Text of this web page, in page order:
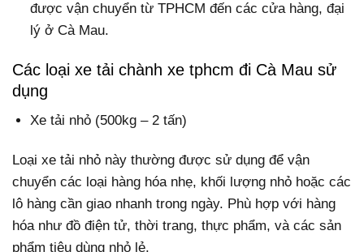
được vận chuyển từ TPHCM đến các cửa hàng, đại
lý ở Cà Mau.
Các loại xe tải chành xe tphcm đi Cà Mau sử
dụng
Xe tải nhỏ (500kg – 2 tấn)
Loại xe tải nhỏ này thường được sử dụng để vận
chuyển các loại hàng hóa nhẹ, khối lượng nhỏ hoặc các
lô hàng cần giao nhanh trong ngày. Phù hợp với hàng
hóa như đồ điện tử, thời trang, thực phẩm, và các sản
phẩm tiêu dùng nhỏ lẻ.